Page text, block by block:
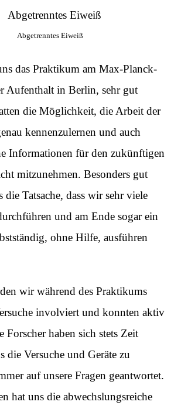
Abgetrenntes Eiweiß
das Praktikum am Max-Planck-
Aufenthalt in Berlin, sehr gut
die Möglichkeit, die Arbeit der
kennenzulernen und auch
Informationen für den zukünftigen
mitzunehmen. Besonders gut
die Tatsache, dass wir sehr viele
und am Ende sogar ein
ohne Hilfe, ausführen
wir während des Praktikums
involviert und konnten aktiv
Forscher haben sich stets Zeit
die Versuche und Geräte zu
auf unsere Fragen geantwortet.
hat uns die abwechslungsreiche